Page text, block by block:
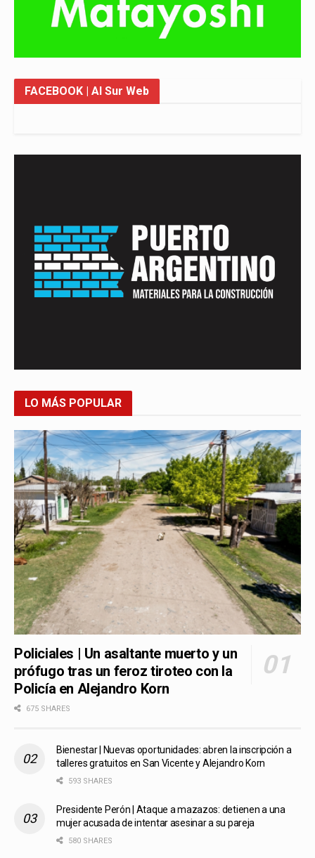
FACEBOOK | Al Sur Web
LO MÁS POPULAR
Policiales | Un asaltante muerto y un
prófugo tras un feroz tiroteo con la
Policía en Alejandro Korn
675 SHARES
Bienestar | Nuevas oportunidades: abren la inscripción a
talleres gratuitos en San Vicente y Alejandro Korn
593 SHARES
Presidente Perón | Ataque a mazazos: detienen a una
mujer acusada de intentar asesinar a su pareja
580 SHARES